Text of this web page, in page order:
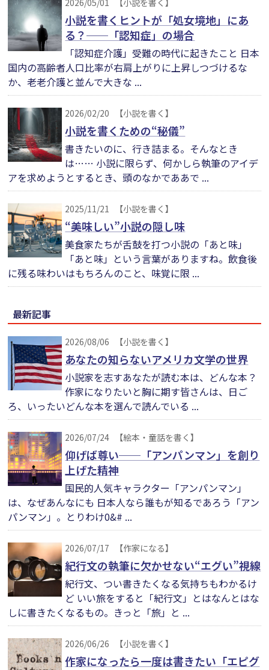
2026/05/01 【小説を書く】
小説を書くヒントが「処女境地」にあ
る？──「認知症」の場合
「認知症介護」受難の時代に起きたこと 日本
国内の高齢者人口比率が右肩上がりに上昇しつづけるな
か、老老介護と並んで大きな ...
2026/02/20 【小説を書く】
小説を書くための“秘儀”
書きたいのに、行き詰まる。そんなとき
は…… 小説に限らず、何かしら執筆のアイデ
アを求めようとするとき、頭のなかでああで ...
2025/11/21 【小説を書く】
“美味しい”小説の隠し味
美食家たちが舌鼓を打つ小説の「あと味」
「あと味」という言葉がありますね。飲食後
に残る味わいはもちろんのこと、味覚に限 ...
最新記事
2026/08/06 【小説を書く】
あなたの知らないアメリカ文学の世界
小説家を志すあなたが読む本は、どんな本？
作家になりたいと胸に期す皆さんは、日ご
ろ、いったいどんな本を選んで読んでいる ...
2026/07/24 【絵本・童話を書く】
仰げば尊い──「アンパンマン」を創り
上げた精神
国民的人気キャラクター「アンパンマン」
は、なぜあんなにも 日本人なら誰もが知るであろう「アン
パンマン」。とりわけ0&# ...
2026/07/17 【作家になる】
紀行文の執筆に欠かせない“エグい”視線
紀行文、つい書きたくなる気持ちもわかるけ
ど いい旅をすると「紀行文」とはなんとはな
しに書きたくなるもの。きっと「旅」と ...
2026/06/26 【小説を書く】
作家になったら一度は書きたい「エピグ